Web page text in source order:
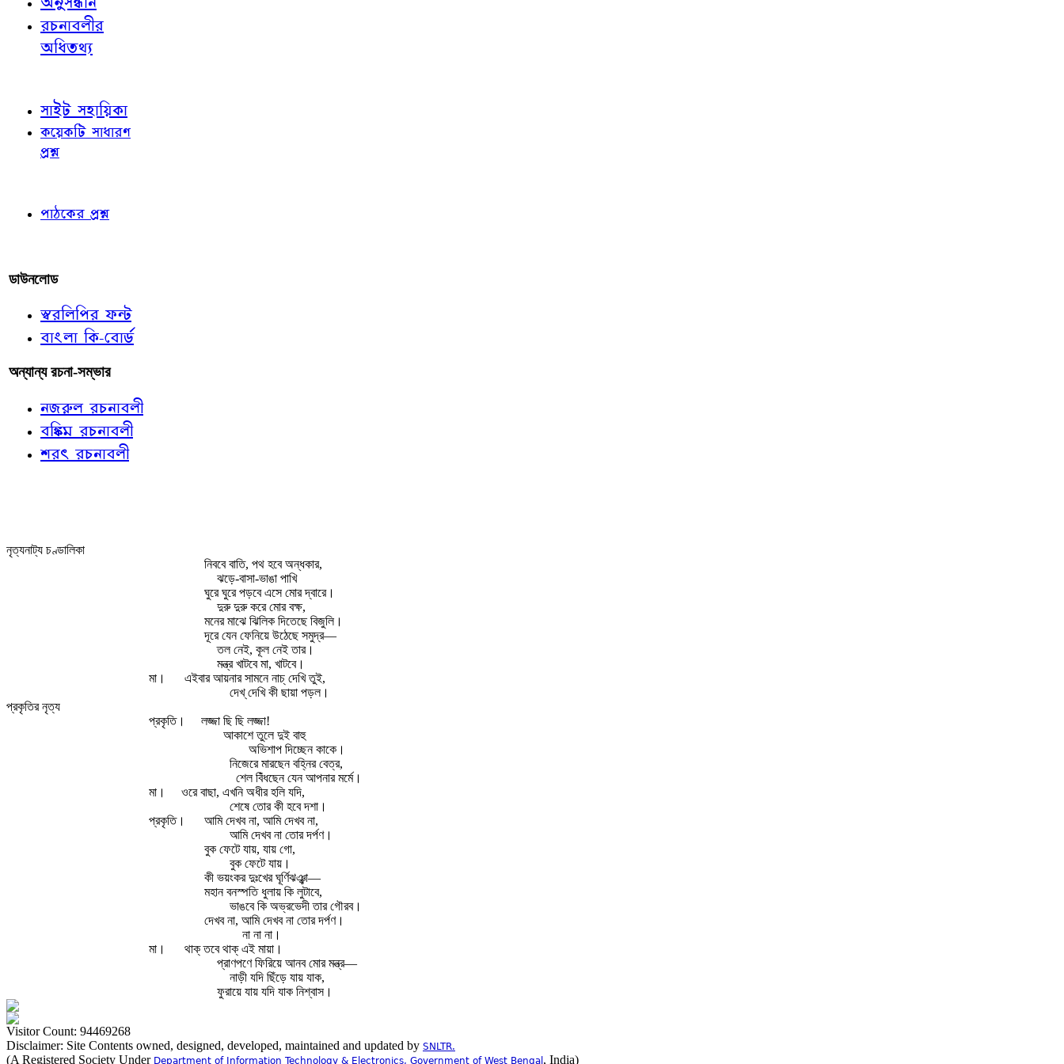
রচনাবলীর
অধিতথ্য
সাইট সহায়িকা
কয়েকটি সাধারণ
প্রশ্ন
পাঠকের প্রশ্ন
ডাউনলোড
স্বরলিপির ফন্ট
বাংলা কি-বোর্ড
অন্যান্য রচনা-সম্ভার
নজরুল রচনাবলী
বঙ্কিম রচনাবলী
শরৎ রচনাবলী
নৃত্যনাট্য চণ্ডালিকা
নিববে বাতি, পথ হবে অন্ধকার,
ঝড়ে-বাসা-ভাঙা পাখি
ঘুরে ঘুরে পড়বে এসে মোর দ্বারে।
দুরু দুরু করে মোর বক্ষ,
মনের মাঝে ঝিলিক দিতেছে বিজুলি।
দূরে যেন ফেনিয়ে উঠেছে সমুদ্র—
তল নেই, কূল নেই তার।
মন্ত্র খাটবে মা, খাটবে।
মা।
এইবার আয়নার সামনে নাচ্‌ দেখি তুই,
দেখ্‌ দেখি কী ছায়া পড়ল।
প্রকৃতির নৃত্য
প্রকৃতি।
লজ্জা ছি ছি লজ্জা!
আকাশে তুলে দুই বাহু
অভিশাপ দিচ্ছেন কাকে।
নিজেরে মারছেন বহ্নির বেত্র,
শেল বিঁধছেন যেন আপনার মর্মে।
মা।
ওরে বাছা, এখনি অধীর হলি যদি,
শেষে তোর কী হবে দশা।
প্রকৃতি।
আমি দেখব না, আমি দেখব না,
আমি দেখব না তোর দর্পণ।
বুক ফেটে যায়, যায় গো,
বুক ফেটে যায়।
কী ভয়ংকর দুঃখের ঘূর্ণিঝঞ্ঝা—
মহান বনস্পতি ধুলায় কি লুটাবে,
ভাঙবে কি অভ্রভেদী তার গৌরব।
দেখব না, আমি দেখব না তোর দর্পণ।
না না না।
মা।
থাক্‌ তবে থাক্‌ এই মায়া।
প্রাণপণে ফিরিয়ে আনব মোর মন্ত্র—
নাড়ী যদি ছিঁড়ে যায় যাক,
ফুরায়ে যায় যদি যাক নিশ্বাস।
Visitor Count: 94469268
Disclaimer: Site Contents owned, designed, developed, maintained and updated by SNLTR.
(A Registered Society Under Department of Information Technology & Electronics, Government of West Bengal , India)